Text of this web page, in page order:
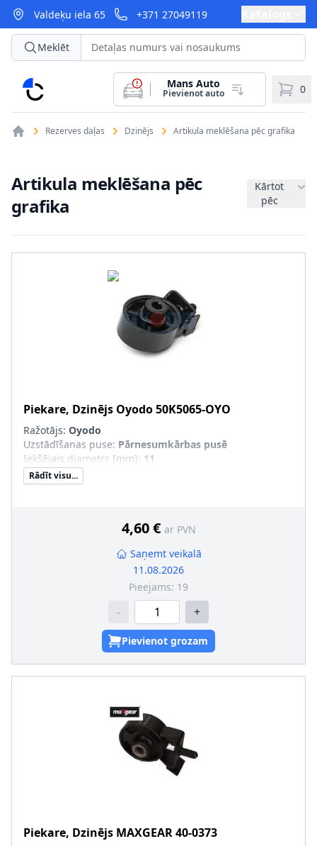
Valdeķu iela 65 +371 27049119
CarParts
Meklēt
Mans Auto
Pievienot auto 0
Rezerves daļas Dzinējs Artikula meklēšana pēc grafika
Artikula meklēšana pēc
grafika
Kārtot
pēc
Piekare, Dzinējs Oyodo50K5065-OYO
Ražotājs: Oyodo
Uzstādīšanas puse: Pārnesumkārbas pusē
Iekšējais diametrs [mm]: 11
Rādīt visu...
4,60 € ar PVN
Saņemt veikalā
11.08.2026
Pieejams: 19
- +
Pievienot grozam
Piekare, Dzinējs MAXGEAR40-0373